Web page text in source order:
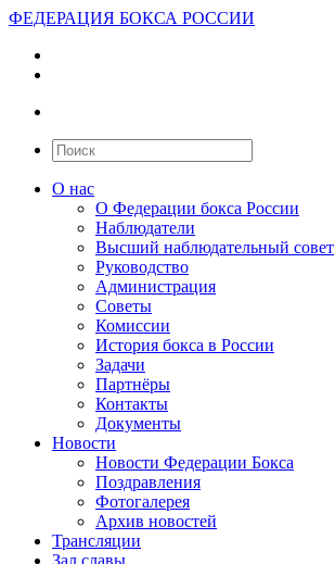
ФЕДЕРАЦИЯ БОКСА РОССИИ
О нас
О Федерации бокса России
Наблюдатели
Высший наблюдательный совет
Руководство
Администрация
Советы
Комиссии
История бокса в России
Задачи
Партнёры
Контакты
Документы
Новости
Новости Федерации Бокса
Поздравления
Фотогалерея
Архив новостей
Трансляции
Зал славы